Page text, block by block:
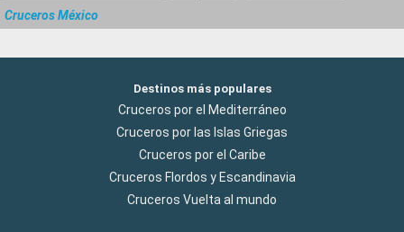
Cruceros México
Destinos más populares
Cruceros por el Mediterráneo
Cruceros por las Islas Griegas
Cruceros por el Caribe
Cruceros Flordos y Escandinavia
Cruceros Vuelta al mundo